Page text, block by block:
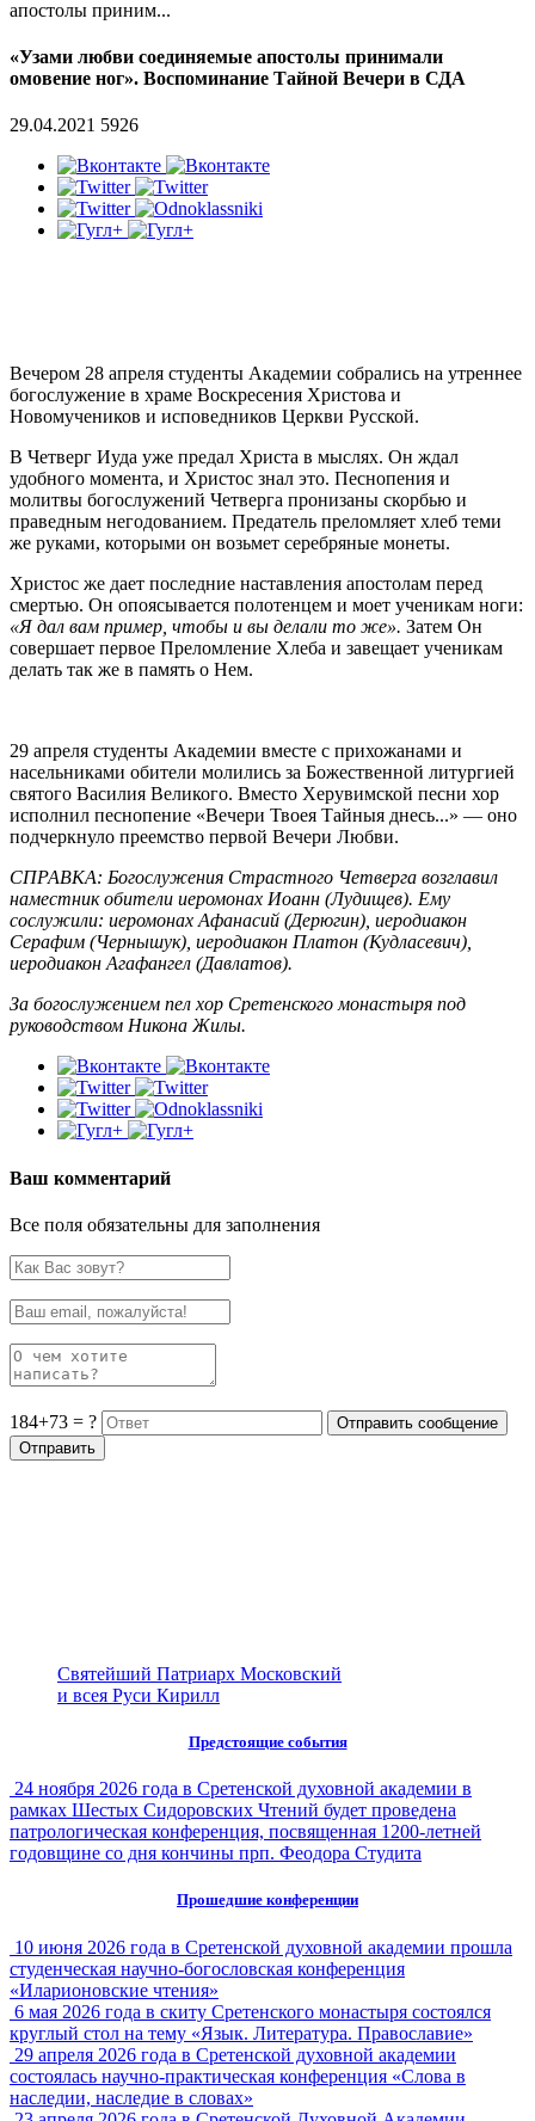
апостолы приним...
«Узами любви соединяемые апостолы принимали
омовение ног». Воспоминание Тайной Вечери в СДА
29.04.2021 5926
Вечером 28 апреля студенты Академии собрались на утреннее
богослужение в храме Воскресения Христова и
Новомучеников и исповедников Церкви Русской.
В Четверг Иуда уже предал Христа в мыслях. Он ждал
удобного момента, и Христос знал это. Песнопения и
молитвы богослужений Четверга пронизаны скорбью и
праведным негодованием. Предатель преломляет хлеб теми
же руками, которыми он возьмет серебряные монеты.
Христос же дает последние наставления апостолам перед
смертью. Он опоясывается полотенцем и моет ученикам ноги:
«Я дал вам пример, чтобы и вы делали то же». Затем Он
совершает первое Преломление Хлеба и завещает ученикам
делать так же в память о Нем.
29 апреля студенты Академии вместе с прихожанами и
насельниками обители молились за Божественной литургией
святого Василия Великого. Вместо Херувимской песни хор
исполнил песнопение «Вечери Твоея Тайныя днесь...» — оно
подчеркнуло преемство первой Вечери Любви.
СПРАВКА: Богослужения Страстного Четверга возглавил
наместник обители иеромонах Иоанн (Лудищев). Ему
сослужили: иеромонах Афанасий (Дерюгин), иеродиакон
Серафим (Чернышук), иеродиакон Платон (Кудласевич),
иеродиакон Агафангел (Давлатов).
За богослужением пел хор Сретенского монастыря под
руководством Никона Жилы.
Ваш комментарий
Все поля обязательны для заполнения
184+73 = ?
Святейший Патриарх Московский
и всея Руси Кирилл
Предстоящие события
24 ноября 2026 года в Сретенской духовной академии в
рамках Шестых Сидоровских Чтений будет проведена
патрологическая конференция, посвященная 1200-летней
годовщине со дня кончины прп. Феодора Студита
Прошедшие конференции
10 июня 2026 года в Сретенской духовной академии прошла
студенческая научно-богословская конференция
«Иларионовские чтения»
6 мая 2026 года в скиту Сретенского монастыря состоялся
круглый стол на тему «Язык. Литература. Православие»
29 апреля 2026 года в Сретенской духовной академии
состоялась научно-практическая конференция «Слова в
наследии, наследие в словах»